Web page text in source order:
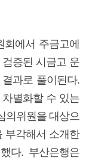
회에서 주금고에
증된 시금고 운
과로 풀이된다.
별화할 수 있는
의위원을 대상으
부각해서 소개한
다. 부산은행은